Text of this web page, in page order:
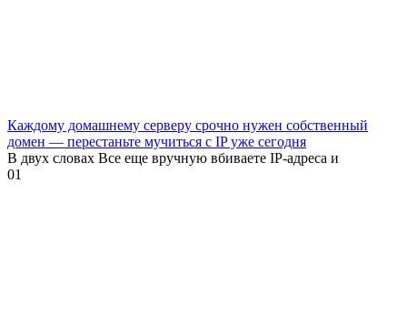
Каждому домашнему серверу срочно нужен собственный
домен — перестаньте мучиться с IP уже сегодня
В двух словах Все еще вручную вбиваете IP-адреса и
01